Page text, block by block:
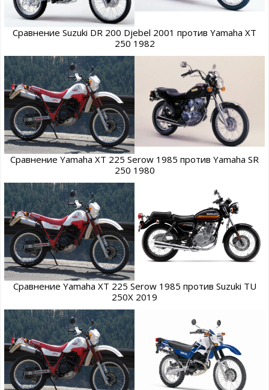
Сравнение Suzuki DR 200 Djebel 2001 против Yamaha XT
250 1982
Сравнение Yamaha XT 225 Serow 1985 против Yamaha SR
250 1980
Сравнение Yamaha XT 225 Serow 1985 против Suzuki TU
250X 2019